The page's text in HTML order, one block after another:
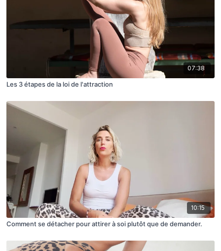
07:38
Les 3 étapes de la loi de l'attraction
10:15
Comment se détacher pour attirer à soi plutôt que de demander.